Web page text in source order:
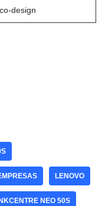
design
LENOVO
NEO 50S